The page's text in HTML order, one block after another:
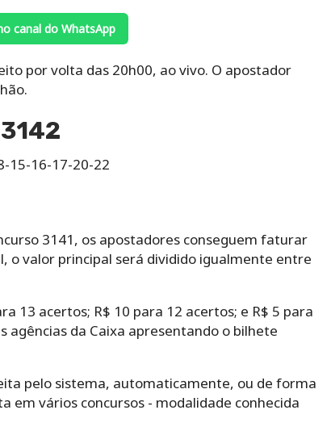
canal do WhatsApp
por volta das 20h00, ao vivo. O apostador
15-16-17-20-22
3141, os apostadores conseguem faturar
o valor principal será dividido igualmente entre
13 acertos; R$ 10 para 12 acertos; e R$ 5 para
agências da Caixa apresentando o bilhete
‌pelo‌ ‌sistema,‌ ‌automaticamente,‌ ‌ou‌ ‌de‌ ‌forma‌
‌em‌ ‌vários‌ ‌concursos -‌ ‌modalidade‌ ‌conhecida‌